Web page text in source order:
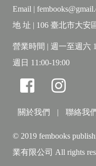
劇，可供遷徙的空間
頸。新自由主義雖試
身為半邊陲國家的
具備技術優勢，另
受制於跨國資本與
界體系全貌，幫助公
◆本書特別收錄了
Email |
地 址 | 106 臺北市大安
營業時間 | 週一至週六
週日 11:00-19:00
關於我們 | 聯絡我
© 2019 fembooks
業有限公司 All rights